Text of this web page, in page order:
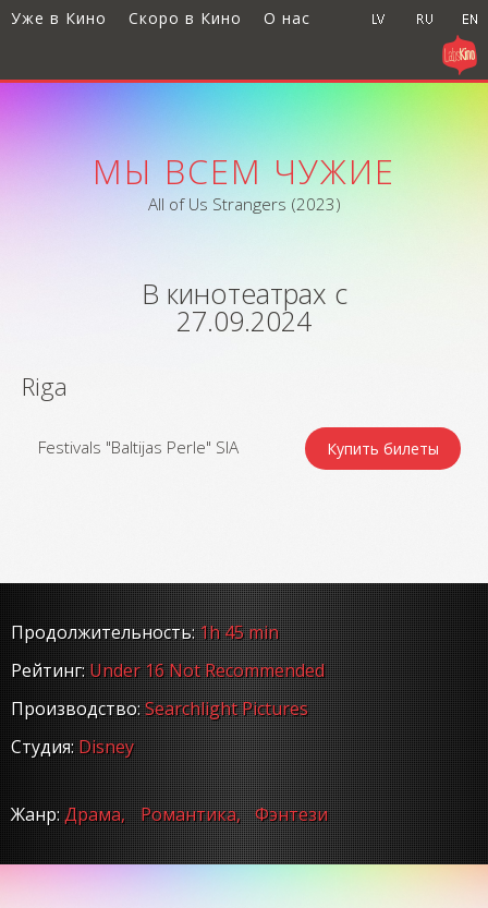
Уже в Кино Скоро в Кино О нас
МЫ ВСЕМ ЧУЖИЕ
All of Us Strangers (2023)
В кинотеатрах с
27.09.2024
Riga
Festivals "Baltijas Perle" SIA Купить билеты
Продолжительность: 1h 45 min
Рейтинг:Under 16 Not Recommended
Производство:Searchlight Pictures
Студия:Disney
Жанр: Драма, Романтика, Фэнтези